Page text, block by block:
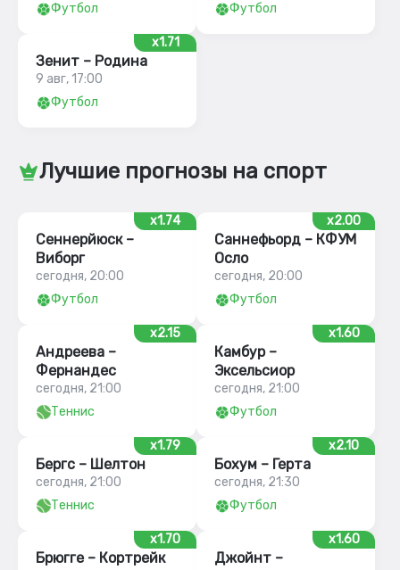
Футбол
Футбол
x1.71
Зенит – Родина
9 авг, 17:00
Футбол
Лучшие прогнозы на спорт
x1.74
Сеннерйюск –
Виборг
сегодня, 20:00
Футбол
x2.00
Саннефьорд – КФУМ
Осло
сегодня, 20:00
Футбол
x2.15
Андреева –
Фернандес
сегодня, 21:00
Теннис
x1.60
Камбур –
Эксельсиор
сегодня, 21:00
Футбол
x1.79
Бергс – Шелтон
сегодня, 21:00
Теннис
x2.10
Бохум – Герта
сегодня, 21:30
Футбол
x1.70
Брюгге – Кортрейк
x1.60
Джойнт –